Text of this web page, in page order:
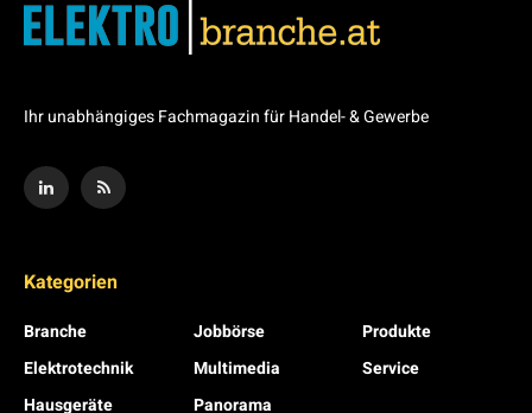
Ihr unabhängiges Fachmagazin für Handel- & Gewerbe
Kategorien
Branche
Elektrotechnik
Hausgeräte
Jobbörse
Multimedia
Panorama
Produkte
Service